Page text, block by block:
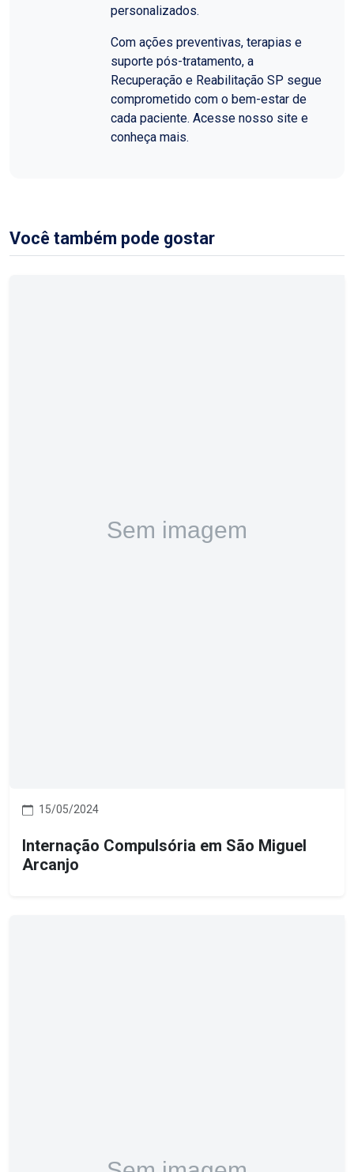
personalizados.
Com ações preventivas, terapias e
suporte pós-tratamento, a
Recuperação e Reabilitação SP segue
comprometido com o bem-estar de
cada paciente. Acesse nosso site e
conheça mais.
Você também pode gostar
15/05/2024
Internação Compulsória em São Miguel
Arcanjo